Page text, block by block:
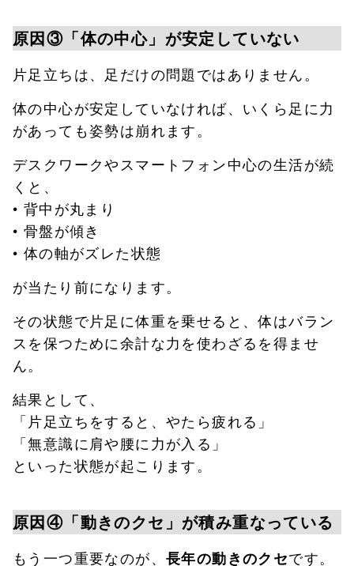
原因③「体の中心」が安定していない
片足立ちは、足だけの問題ではありません。
体の中心が安定していなければ、いくら足に力
があっても姿勢は崩れます。
デスクワークやスマートフォン中心の生活が続
くと、
• 背中が丸まり
• 骨盤が傾き
• 体の軸がズレた状態
が当たり前になります。
その状態で片足に体重を乗せると、体はバラン
スを保つために余計な力を使わざるを得ませ
ん。
結果として、
「片足立ちをすると、やたら疲れる」
「無意識に肩や腰に力が入る」
といった状態が起こります。
原因④「動きのクセ」が積み重なっている
もう一つ重要なのが、 長年の動きのクセです。